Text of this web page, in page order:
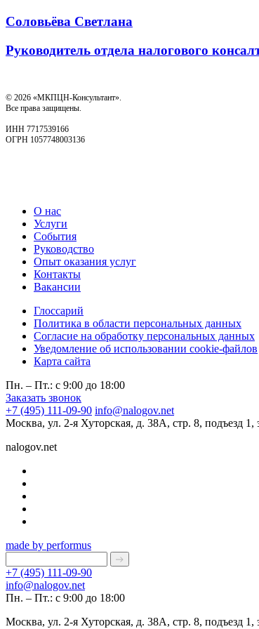
Соловьёва Светлана
Руководитель отдела налогового
© 2026 «МКПЦН-Консультант».
Все права защищены.
ИНН 7717539166
ОГРН 1057748003136
О нас
Услуги
События
Руководство
Опыт оказания услуг
Контакты
Вакансии
Глоссарий
Политика в области персональных данных
Согласие на обработку персональных данных
Уведомление об использовании cookie-файлов
Карта сайта
Пн. – Пт.: с 9:00 до 18:00
Заказать звонок
+7 (495) 111-09-90 info@nalogov.net
Москва, ул. 2-я Хуторская, д. 38А, стр. 8, подъезд
nalogov.net
made by performus
+7 (495) 111-09-90
info@nalogov.net
Пн. – Пт.: с 9:00 до 18:00
Москва, ул. 2-я Хуторская, д. 38А, стр. 8, подъезд